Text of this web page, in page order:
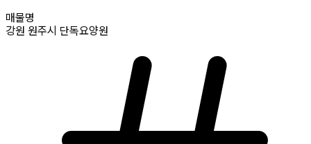
매물명
강원 원주시 단독요양원